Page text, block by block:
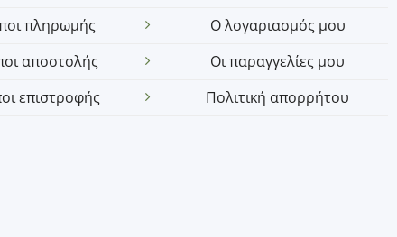
πληρωμής
αποστολής
επιστροφής
Ο λογαριασμός μου
Οι παραγγελίες μου
Πολιτική απορρήτου